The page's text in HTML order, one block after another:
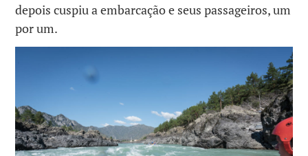
depois cuspiu a embarcação e seus passageiros, um
por um.